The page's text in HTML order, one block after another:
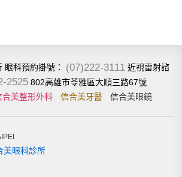
眼科預約掛號： (07)222-3111 近視雷射諮
2525 802高雄市苓雅區大順三路67號
合美整形外科 信合美牙醫 信合美眼鏡
美眼科診所